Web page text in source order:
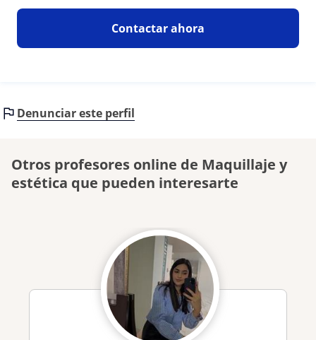
Contactar ahora
Denunciar este perfil
Otros profesores online de Maquillaje y
estética que pueden interesarte